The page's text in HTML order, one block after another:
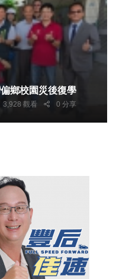
鄉校園災後復學
3,928 觀看 0 分享